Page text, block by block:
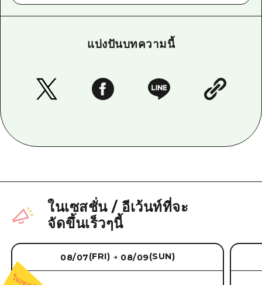
แบ่งปันบทความนี้
ในเซสชั่น/ อีเว้นท์ที่จะ
จัดขึ้นเร็วๆนี้
08/07(FRI) → 08/09(SUN)